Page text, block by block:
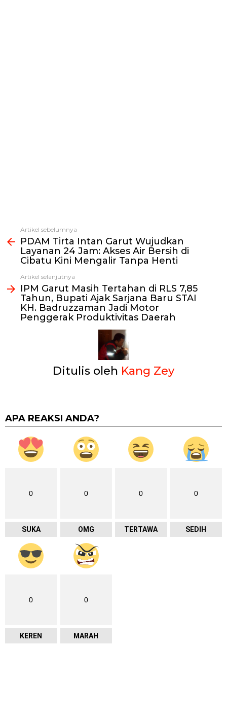
Lihat
selengkapnya
Artikel sebelumnya
PDAM Tirta Intan Garut Wujudkan
Layanan 24 Jam: Akses Air Bersih di
Cibatu Kini Mengalir Tanpa Henti
Artikel selanjutnya
IPM Garut Masih Tertahan di RLS 7,85
Tahun, Bupati Ajak Sarjana Baru STAI
KH. Badruzzaman Jadi Motor
Penggerak Produktivitas Daerah
Ditulis oleh Kang Zey
APA REAKSI ANDA?
0
SUKA
0
OMG
0
TERTAWA
0
SEDIH
0
KEREN
0
MARAH